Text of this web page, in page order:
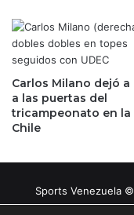
Carlos Milano dejó a
a las puertas del
tricampeonato en la
Chile
Sports Venezuela